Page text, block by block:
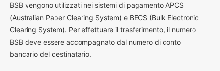
BSB vengono utilizzati nei sistemi di pagamento APCS
(Australian Paper Clearing System) e BECS (Bulk Electronic
Clearing System). Per effettuare il trasferimento, il numero
BSB deve essere accompagnato dal numero di conto
bancario del destinatario.